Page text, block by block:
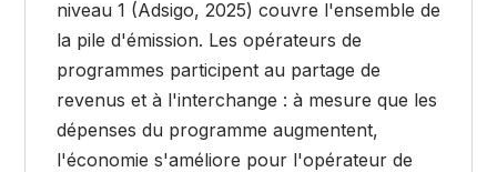
niveau 1 (Adsigo, 2025) couvre l'ensemble de
la pile d'émission. Les opérateurs de
programmes participent au partage de
revenus et à l'interchange : à mesure que les
dépenses du programme augmentent,
l'économie s'améliore pour l'opérateur de